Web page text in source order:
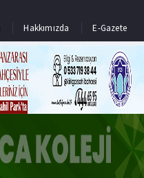
Hakkımızda E-Gazete